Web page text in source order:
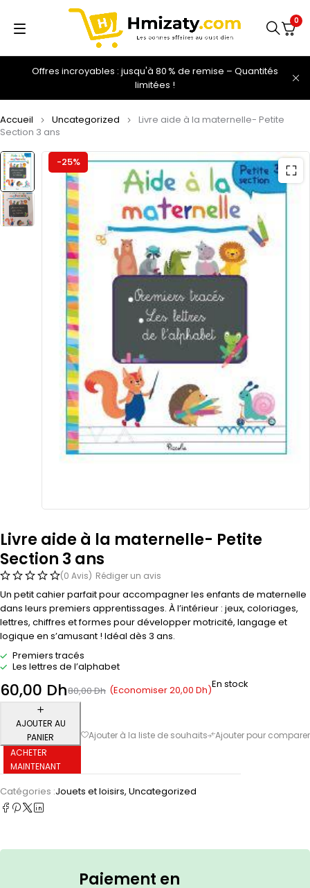
Offres incroyables : jusqu'à 80 % de remise – Quantités
limitées !
0
Accueil Uncategorized
Livre aide à la maternelle- Petite
Section 3 ans
-25%
Livre aide à la maternelle- Petite
Section 3 ans
(0 Avis) Rédiger un avis
Un petit cahier parfait pour accompagner les enfants de maternelle
dans leurs premiers apprentissages. À l’intérieur : jeux, coloriages,
lettres, chiffres et formes pour développer motricité, langage et
logique en s’amusant ! Idéal dès 3 ans.
Premiers tracés
Les lettres de l’alphabet
80,00Dh
60,00 Dh (Economiser20,00 Dh)En stock
AJOUTER AU
PANIER
ACHETER
MAINTENANT
Catégories :Jouets et loisirs, Uncategorized
Paiement en